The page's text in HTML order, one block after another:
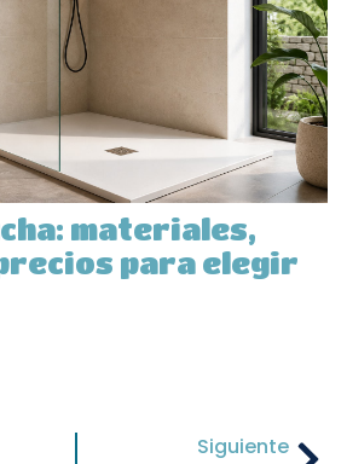
materiales,
para elegir
Siguiente